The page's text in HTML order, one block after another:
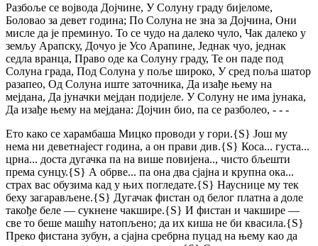
Разбоље се војвода Дојчине, У Солуну граду бијеломе,
Боловао за девет година; По Солуна не зна за Дојчина, Они
мисле да је преминуо. То се чудо на далеко чуло, Чак далеко у
земљу Арапску, Дочуо је Усо Арапине, Једнак чуо, једнак
седла вранца, Право оде ка Солуну граду, Те он паде под
Солуна града, Под Солуна у поље широко, У сред поља шатор
разапео, Од Солуна иште заточника, Да изађе њему на
мејдана, Да јуначки мејдан подијеле. У Солуну не има јунака,
Да изађе њему на мејдана: Дојчин био, па се разболео, - - -
Ето како се харамбаша Мицко проводи у гори.{S} Још му
нема ни деветнајест година, а он прави див.{S} Коса... густа...
црна... доста дугачка па на више повијена.., чисто бљешти
према сунцу.{S} А обрве... па она два сјајна и крупна ока...
страх вас обузима кад у њих погледате.{S} Науснице му тек
беху загарављене.{S} Дугачак фистан од белог платна а доле
такође беле — сукнене чакшире.{S} И фистан и чакшире —
све то беше машћу натопљено; да их киша не би квасила.{S}
Преко фистана зубун, а сјајна сребрна пуцад на њему као да